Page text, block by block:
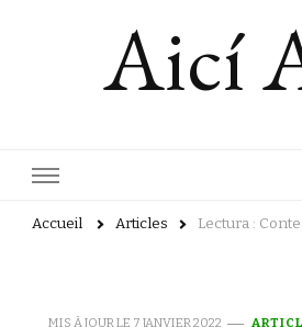
Aicí
Accueil Articles Lectura :
MIS À JOUR LE 7 JANVIER 2022